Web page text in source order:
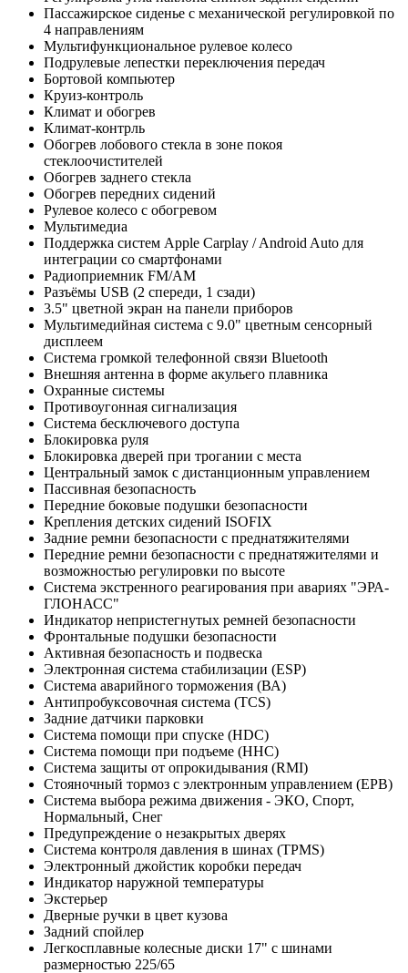
Пассажирское сиденье с механической регулировкой по
4 направлениям
Мультифункциональное рулевое колесо
Подрулевые лепестки переключения передач
Бортовой компьютер
Круиз-контроль
Климат и обогрев
Климат-контрль
Обогрев лобового стекла в зоне покоя
стеклоочистителей
Обогрев заднего стекла
Обогрев передних сидений
Рулевое колесо с обогревом
Мультимедиа
Поддержка систем Apple Carplay / Android Auto для
интеграции со смартфонами
Радиоприемник FM/AM
Разъёмы USB (2 спереди, 1 сзади)
3.5" цветной экран на панели приборов
Мультимедийная система с 9.0" цветным сенсорный
дисплеем
Система громкой телефонной связи Bluetooth
Внешняя антенна в форме акульего плавника
Охранные системы
Противоугонная сигнализация
Система бесключевого доступа
Блокировка руля
Блокировка дверей при трогании с места
Центральный замок с дистанционным управлением
Пассивная безопасность
Передние боковые подушки безопасности
Крепления детских сидений ISOFIX
Задние ремни безопасности с преднатяжителями
Передние ремни безопасности с преднатяжителями и
возможностью регулировки по высоте
Система экстренного реагирования при авариях "ЭРА-
ГЛОНАСС"
Индикатор непристегнутых ремней безопасности
Фронтальные подушки безопасности
Активная безопасность и подвеска
Электронная система стабилизации (ESP)
Система аварийного торможения (ВА)
Антипробуксовочная система (TCS)
Задние датчики парковки
Система помощи при спуске (HDC)
Система помощи при подъеме (HHC)
Cистема защиты от опрокидывания (RMI)
Стояночный тормоз с электронным управлением (EPB)
Система выбора режима движения - ЭКО, Спорт,
Нормальный, Снег
Предупреждение о незакрытых дверях
Система контроля давления в шинах (TPMS)
Электронный джойстик коробки передач
Индикатор наружной температуры
Экстерьер
Дверные ручки в цвет кузова
Задний спойлер
Легкосплавные колесные диски 17" с шинами
размерностью 225/65